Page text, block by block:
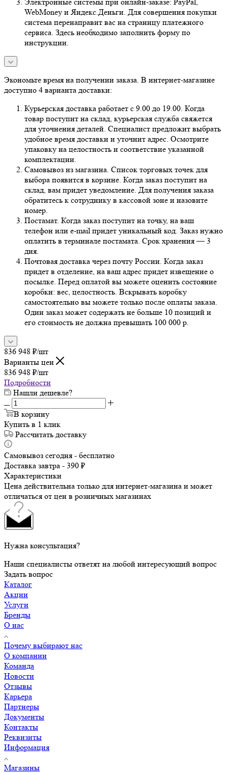
WebMoney и Яндекс.Деньги. Для совершения покупки
система перенаправит вас на страницу платежного
сервиса. Здесь необходимо заполнить форму по
инструкции.
Экономьте время на получении заказа. В интернет-магазине
доступно 4 варианта доставки:
Курьерская доставка работает с 9.00 до 19.00. Когда
товар поступит на склад, курьерская служба свяжется
для уточнения деталей. Специалист предложит выбрать
удобное время доставки и уточнит адрес. Осмотрите
упаковку на целостность и соответствие указанной
комплектации.
Самовывоз из магазина. Список торговых точек для
выбора появится в корзине. Когда заказ поступит на
склад, вам придет уведомление. Для получения заказа
обратитесь к сотруднику в кассовой зоне и назовите
номер.
Постамат. Когда заказ поступит на точку, на ваш
телефон или e-mail придет уникальный код. Заказ нужно
оплатить в терминале постамата. Срок хранения — 3
дня.
Почтовая доставка через почту России. Когда заказ
придет в отделение, на ваш адрес придет извещение о
посылке. Перед оплатой вы можете оценить состояние
коробки: вес, целостность. Вскрывать коробку
самостоятельно вы можете только после оплаты заказа.
Один заказ может содержать не больше 10 позиций и
его стоимость не должна превышать 100 000 р.
836 948 ₽/шт
Варианты цен
836 948 ₽/шт
Подробности
Нашли дешевле?
В корзину
Купить в 1 клик
Рассчитать доставку
Самовывоз сегодня - бесплатно
Доставка завтра - 390 ₽
Характеристики
Цена действительна только для интернет-магазина и может
отличаться от цен в розничных магазинах
Нужна консультация?
Наши специалисты ответят на любой интересующий вопрос
Задать вопрос
Каталог
Акции
Услуги
Бренды
О нас
Почему выбирают нас
О компании
Команда
Новости
Отзывы
Карьера
Партнеры
Документы
Контакты
Реквизиты
Информация
Магазины